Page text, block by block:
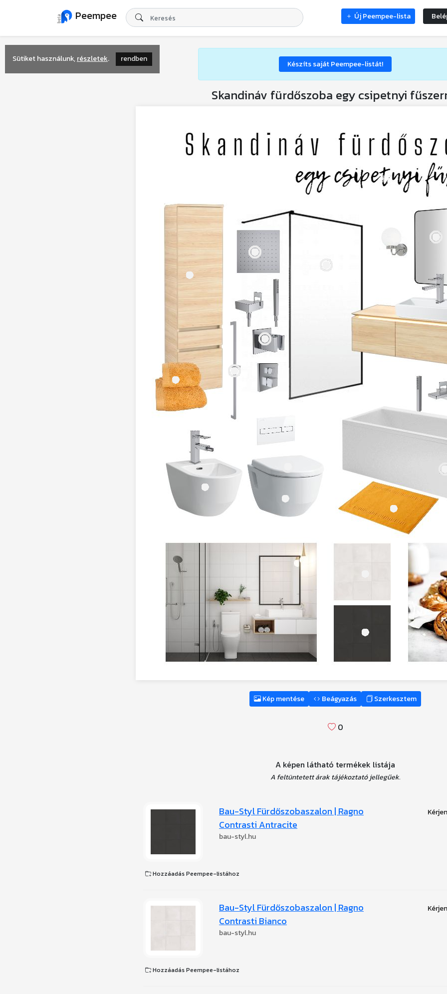
Sütiket használunk,részletek. rendben
Peempee Új Peempee-lista
Készíts saját Peempee-listát!
Skandináv fürdőszoba egy csipetnyi
Kép mentése Beágyazás Szerkesztem
0
A képen látható termékek listája
A feltüntetett árak tájékoztató jellegűek.
Bau-Styl Fürdőszobaszalon | Ragno
Contrasti Antracite
bau-styl.hu
Hozzáadás Peempee-listához
Bau-Styl Fürdőszobaszalon | Ragno
Contrasti Bianco
bau-styl.hu
Hozzáadás Peempee-listához